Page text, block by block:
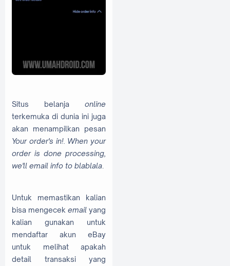
Situs belanja online
terkemuka di dunia ini juga
akan menampilkan pesan
Your order's in!. When your
order is done processing,
we'll email info to blablala
Untuk memastikan kalian
bisa mengecek email yang
kalian gunakan untuk
mendaftar akun eBay
untuk melihat apakah
detail transaksi yang